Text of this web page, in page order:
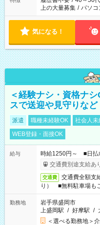
上の大量募集 / パソコ
気になる！
＜経験ナシ・資格ナ
スで送迎や見守りなど
派遣 職種未経験OK 社会人未
WEB登録・面接OK
給与
時給1250円～ ■日払
交通費別途支給あ
交通費
交通費全額支
り） ■無料駐車場も
勤務地
岩手県盛岡市
上盛岡駅 / 好摩駅 /
＜選べる勤務地＞